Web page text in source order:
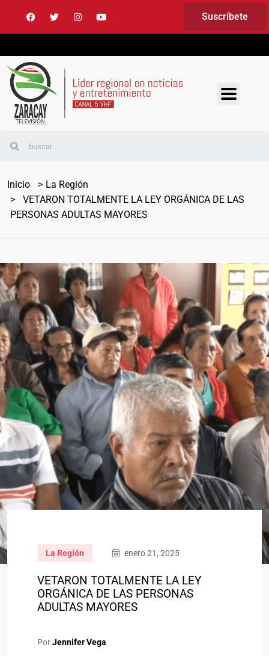
Suscríbete
Inicio
La Región
VETARON TOTALMENTE LA LEY ORGÁNICA DE LAS
PERSONAS ADULTAS MAYORES
La Región enero 21, 2025
VETARON TOTALMENTE LA LEY
ORGÁNICA DE LAS PERSONAS
ADULTAS MAYORES
PorJennifer Vega